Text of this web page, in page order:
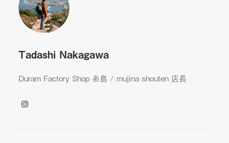
Tadashi Nakagawa
Duram Factory Shop 糸島 / mujina shouten 店長